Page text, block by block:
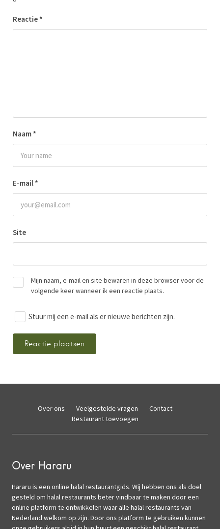
Reactie *
Naam *
E-mail *
Site
Mijn naam, e-mail en site bewaren in deze browser voor de
volgende keer wanneer ik een reactie plaats.
Stuur mij een e-mail als er nieuwe berichten zijn.
Over ons Veelgestelde vragen
Contact
Restaurant toevoegen
Over Hararu
Hararu is een online halal restaurantgids. Wij hebben ons als doel
gesteld om halal restaurants beter vindbaar te maken door een
online platform te ontwikkelen waar alle halal restaurants van
Nederland welkom op zijn. Door ons platform te gebruiken kunnen